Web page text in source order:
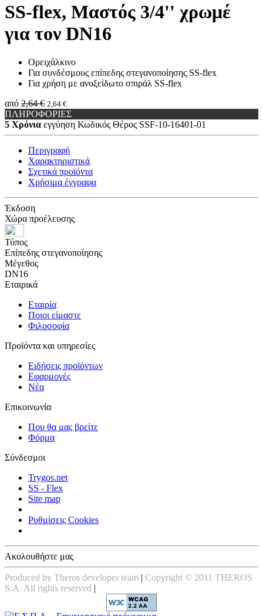
SS-flex, Μαστός 3/4'' χρωμέ
για τον DN16
Ορειχάλκινo
Για συνδέσμους επίπεδης στεγανοποίησης SS-flex
Για χρήση με ανοξείδωτο σπιράλ SS-flex
από 2,64 € 2,64 €
ΠΛΗΡΟΦΟΡΙΕΣ
5 Χρόνια εγγύηση Κωδικός Θέρος SSF-10-16401-01
Περιγραφή
Χαρακτηριστικά
Σχετικά προϊόντα
Χρήσιμα έγγραφα
Έκδοση
Χώρα προέλευσης
Τύπος
Επίπεδης στεγανοποίησης
Μέγεθος
DN16
Εταιρικά
Εταιρία
Ποιοι είμαστε
Φιλοσοφία
Προϊόντα και υπηρεσίες
Ειδήσεις προϊόντων
Εφαρμογές
Νέα
Επικοινωνία
Που θα μας βρείτε
Φόρμα
Σύνδεσμοι
Trygos.net
SS - Flex
Site map
Ρυθμίσεις Cookies
Ακολουθήστε μας
Produced by Theros developer team | Copyright © 2011 THEROS
S.A. All rights reserved |